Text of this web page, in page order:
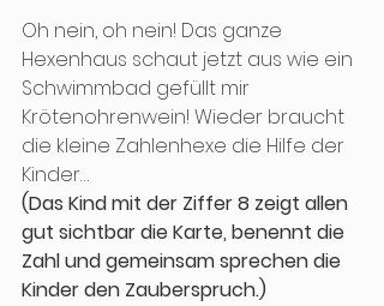
Oh nein, oh nein! Das ganze
Hexenhaus schaut jetzt aus wie ein
Schwimmbad gefüllt mir
Krötenohrenwein! Wieder braucht
die kleine Zahlenhexe die Hilfe der
Kinder…
(Das Kind mit der Ziffer 8 zeigt allen
gut sichtbar die Karte, benennt die
Zahl und gemeinsam sprechen die
Kinder den Zauberspruch.)